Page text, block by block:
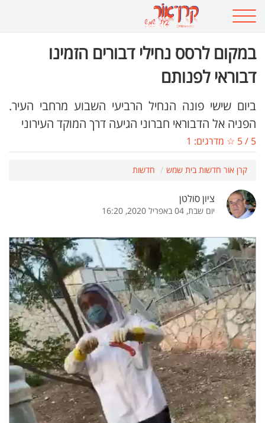
במקום לרסס נחילי דבורים הזמינו
דבוראי לפנותם
ביום שישי פונה הנחיל הרביעי השבוע מרחבי העיר.
הפניה אל הדבוראי חברוני הגיעה דרך המוקד העירוני
5
/
5 ☆ מדרגים: 1
קרן אור חדשות בית שמש חדשות
ציון סולטן
יום שבת, 04 באפריל 2020, 16:20